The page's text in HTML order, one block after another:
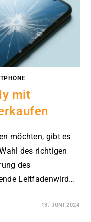
mit
möchten, gibt es
des richtigen
des
Leitfadenwird…
13. JUNI 2024